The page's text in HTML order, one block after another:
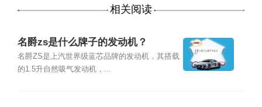
相关阅读
名爵zs是什么牌子的发动机？
名爵ZS是上汽世界级蓝芯品牌的发动机，其搭载
的1.5升自然吸气发动机，...